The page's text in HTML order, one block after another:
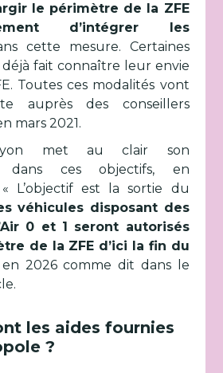
le périmètre de la ZFE
d’intégrer les
cette mesure. Certaines
fait connaître leur envie
Toutes ces modalités vont
auprès des conseillers
mars 2021.
met au clair son
dans ces objectifs, en
L’objectif est la sortie du
véhicules disposant des
0 et 1 seront autorisés
de la ZFE d’ici la fin du
en 2026 comme dit dans le
les aides fournies
?